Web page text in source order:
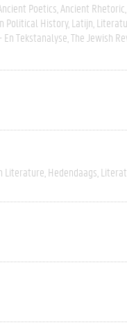
Poetics Ancient Rhetoric
Political History Latijn
En Tekstanalyse The Jewish
Literature Hedendaags